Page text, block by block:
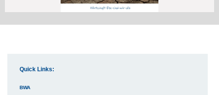
Quick Links:
BWA